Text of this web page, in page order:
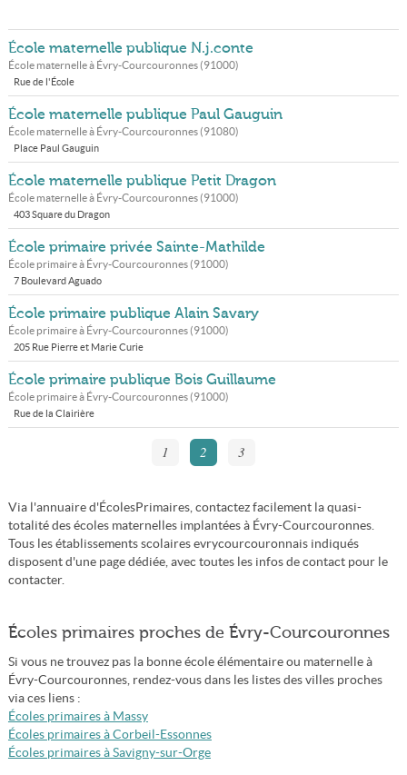
École maternelle publique N.j.conte
École maternelle à Évry-Courcouronnes(91000)
Rue de l'École
École maternelle publique Paul Gauguin
École maternelle à Évry-Courcouronnes(91080)
Place Paul Gauguin
École maternelle publique Petit Dragon
École maternelle à Évry-Courcouronnes(91000)
403 Square du Dragon
École primaire privée Sainte-Mathilde
École primaire à Évry-Courcouronnes(91000)
7 Boulevard Aguado
École primaire publique Alain Savary
École primaire à Évry-Courcouronnes(91000)
205 Rue Pierre et Marie Curie
École primaire publique Bois Guillaume
École primaire à Évry-Courcouronnes(91000)
Rue de la Clairière
1 2 3
Via l'annuaire d'ÉcolesPrimaires, contactez facilement la quasi-
totalité des écoles maternelles implantées à Évry-Courcouronnes.
Tous les établissements scolaires evrycourcouronnais indiqués
disposent d'une page dédiée, avec toutes les infos de contact pour le
contacter.
Écoles primaires proches de Évry-Courcouronnes
Si vous ne trouvez pas la bonne école élémentaire ou maternelle à
Évry-Courcouronnes, rendez-vous dans les listes des villes proches
via ces liens :
Écoles primaires à Massy
Écoles primaires à Corbeil-Essonnes
Écoles primaires à Savigny-sur-Orge